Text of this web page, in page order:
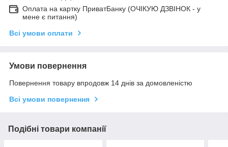
Оплата на картку ПриватБанку (ОЧІКУЮ ДЗВІНОК - у
мене є питання)
Всі умови оплати
Умови повернення
Повернення товару впродовж 14 днів за домовленістю
Всі умови повернення
Подібні товари компанії